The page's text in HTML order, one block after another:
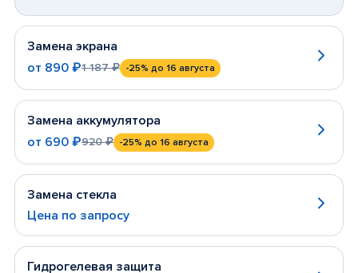
Замена экрана
от 890 ₽1 187 ₽ -25% до 16 августа
Замена аккумулятора
от 690 ₽920 ₽ -25% до 16 августа
Замена стекла
Цена по запросу
Гидрогелевая защита